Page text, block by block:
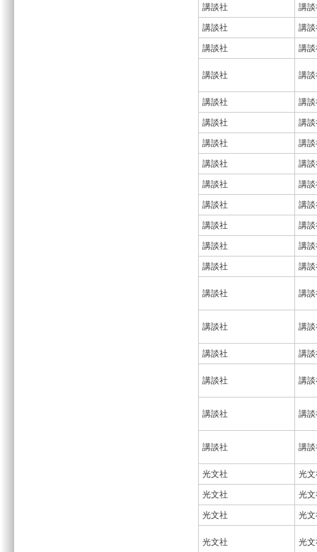
講談社 講
講談社 講
講談社 講
講談社 講
講談社 講
講談社 講
講談社 講
講談社 講
講談社 講
講談社 講
講談社 講
講談社 講
講談社 講
講談社 講
講談社 講
講談社 講
講談社 講
講談社 講
講談社 講
光文社 光
光文社 光
光文社 光
光文社 光